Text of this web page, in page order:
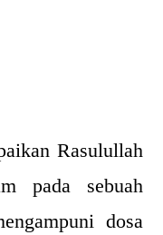
Rasulullah
pada sebuah
dosa